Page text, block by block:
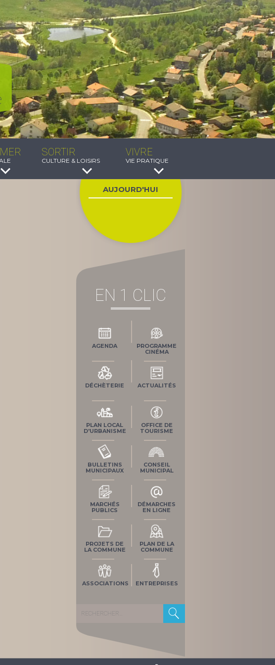
SORTIR
CULTURE & LOISIRS
VIVRE
VIE PRATIQUE
AUJOURD'HUI
EN 1 CLIC
AGENDA
PROGRAMME
CINÉMA
DÉCHÈTERIE ACTUALITÉS
PLAN LOCAL
D'URBANISME
OFFICE DE
TOURISME
BULLETINS
MUNICIPAUX
CONSEIL
MUNICIPAL
MARCHÉS
PUBLICS
DÉMARCHES
EN LIGNE
PROJETS DE
LA COMMUNE
PLAN DE LA
COMMUNE
ASSOCIATIONS ENTREPRISES
Rechercher :